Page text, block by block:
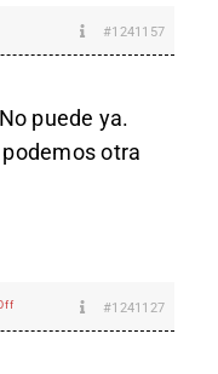
#1241157
puede ya.
otra
#1241127